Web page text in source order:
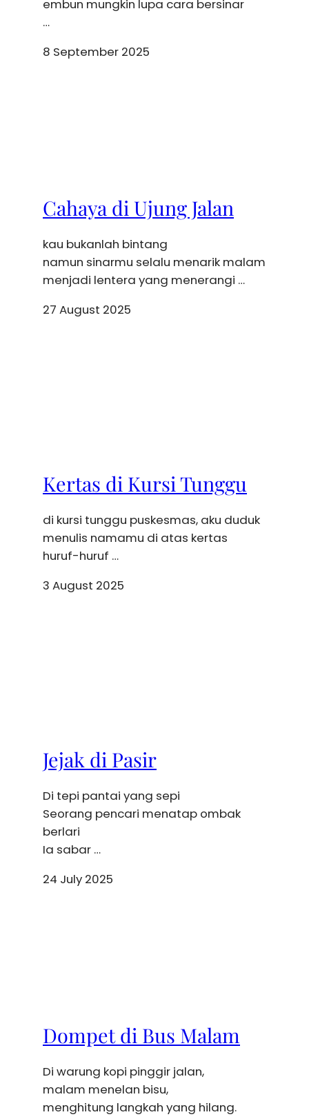
embun mungkin lupa cara bersinar
…
8 September 2025
Cahaya di Ujung Jalan
kau bukanlah bintang
namun sinarmu selalu menarik malam
menjadi lentera yang menerangi …
27 August 2025
Kertas di Kursi Tunggu
di kursi tunggu puskesmas, aku duduk
menulis namamu di atas kertas
huruf-huruf …
3 August 2025
Jejak di Pasir
Di tepi pantai yang sepi
Seorang pencari menatap ombak
berlari
Ia sabar …
24 July 2025
Dompet di Bus Malam
Di warung kopi pinggir jalan,
malam menelan bisu,
menghitung langkah yang hilang.